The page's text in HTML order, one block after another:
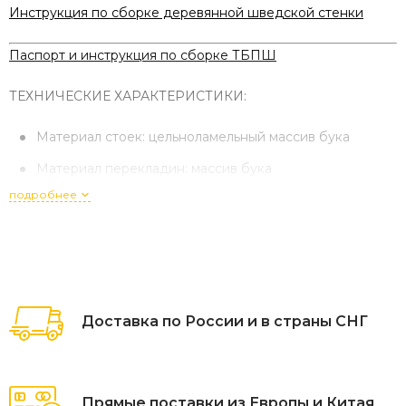
Инструкция по сборке деревянной шведской стенки
Паспорт и инструкция по сборке ТБПШ
ТЕХНИЧЕСКИЕ ХАРАКТЕРИСТИКИ:
Материал стоек: цельноламельный массив бука
Материал перекладин: массив бука
Высота: 2,6 м или 2,8 м
Вырез под плинтус: 10 см
подробнее
Доставка по России и в страны СНГ